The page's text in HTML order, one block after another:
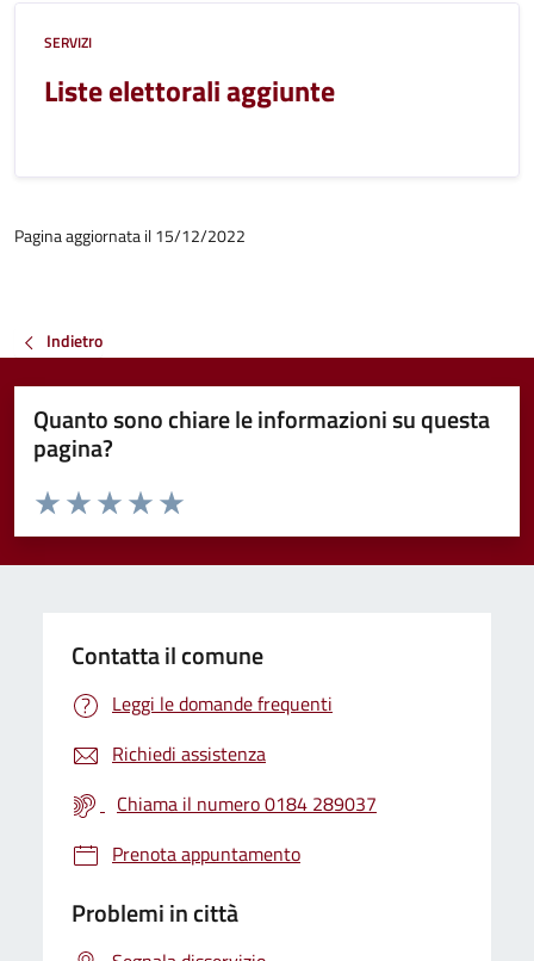
SERVIZI
Liste elettorali aggiunte
Pagina aggiornata il 15/12/2022
Indietro
Quanto sono chiare le informazioni su questa
pagina?
Valuta da 1 a 5 stelle la pagina
Valuta 5 stelle su 5
Valuta 4 stelle su 5
Valuta 3 stelle su 5
Valuta 2 stelle su 5
Valuta 1 stelle su 5
Contatta il comune
Leggi le domande frequenti
Richiedi assistenza
Chiama il numero 0184 289037
Prenota appuntamento
Problemi in città